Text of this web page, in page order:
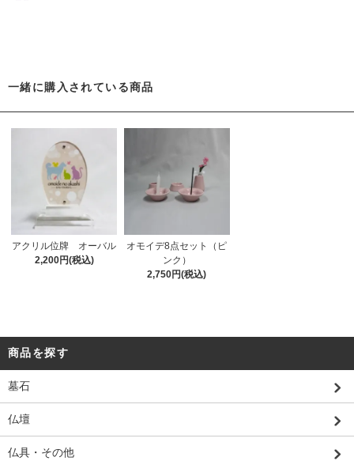
一緒に購入されている商品
アクリル位牌 オーバル
2,200円(税込)
オモイデ8点セット（ピ
ンク）
2,750円(税込)
商品を探す
墓石
仏壇
仏具・その他